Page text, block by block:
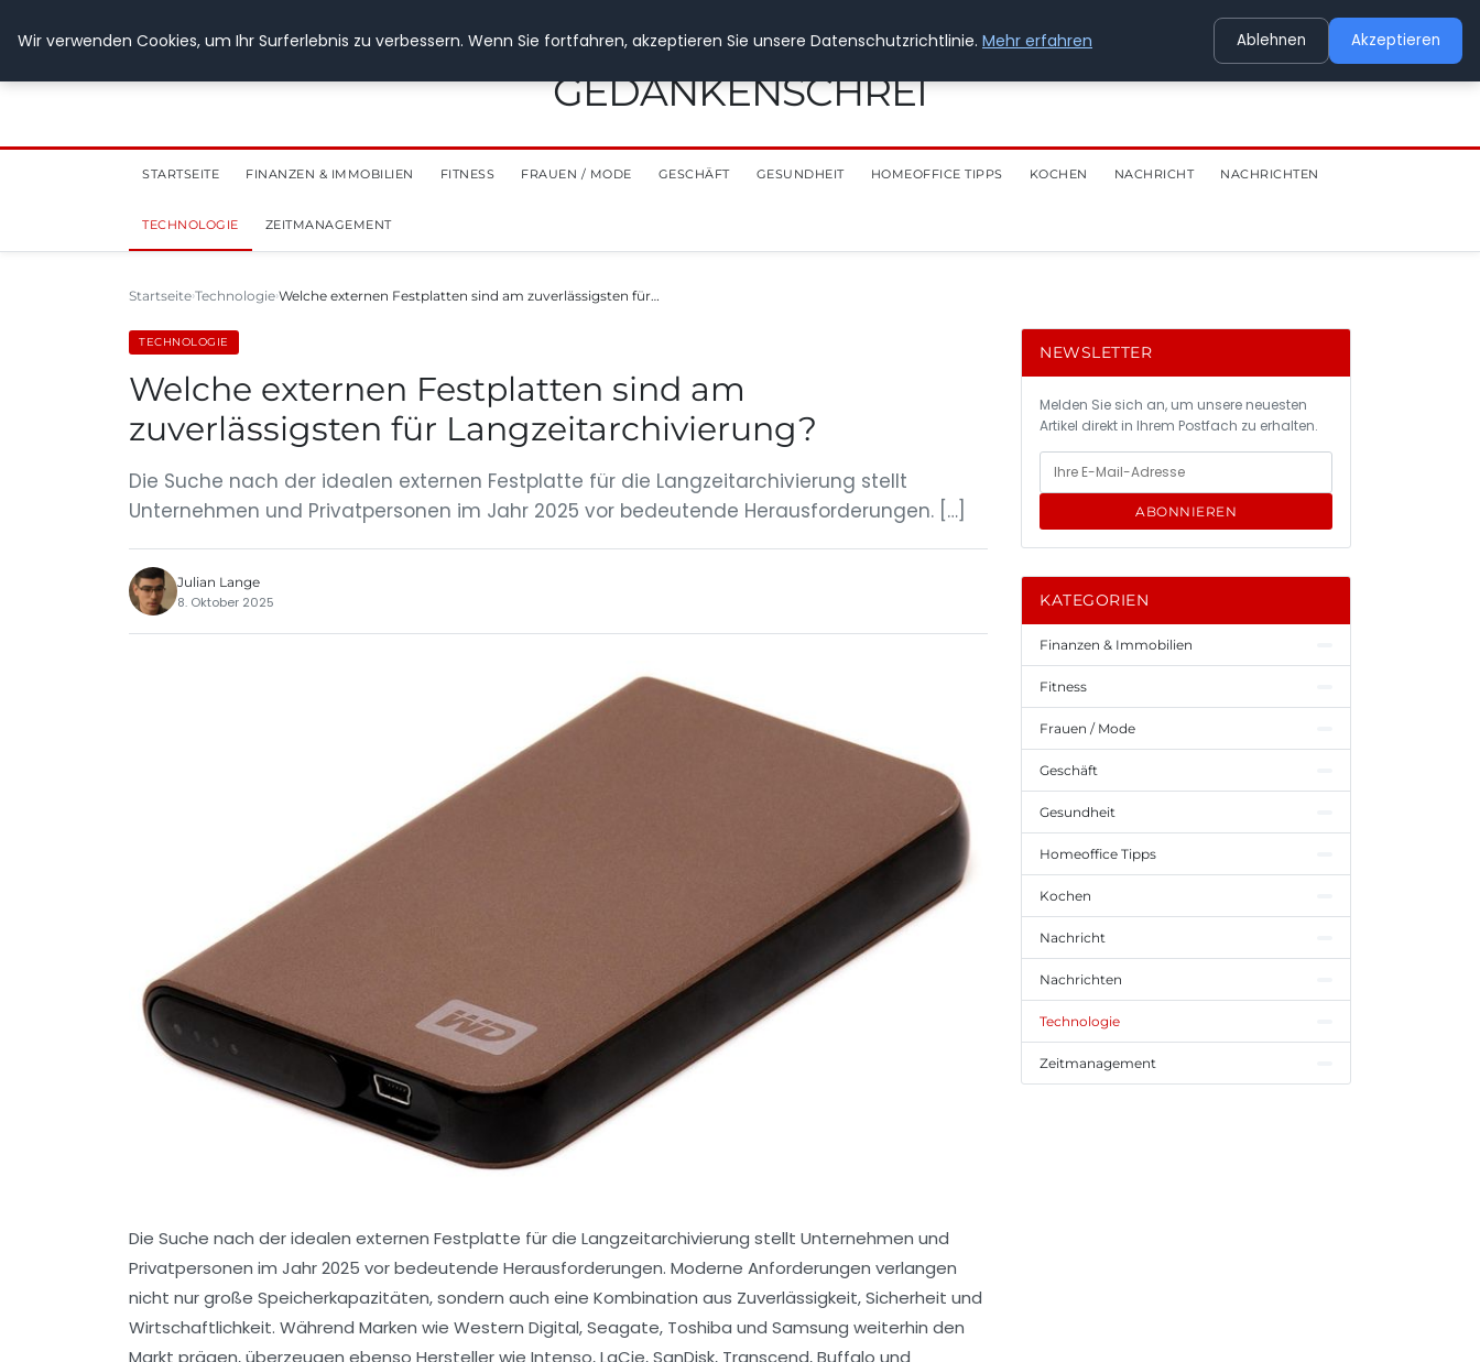
GEDANKENSCHREI
STARTSEITE FINANZEN & IMMOBILIEN FITNESS FRAUEN / MODE GESCHÄFT GESUNDHEIT HOMEOFFICE TIPPS KOCHEN NACHRICHT NACHRICHTEN
TECHNOLOGIE ZEITMANAGEMENT
Startseite Technologie Welche externen Festplatten sind am zuverlässigsten für…
TECHNOLOGIE
Welche externen Festplatten sind am
zuverlässigsten für Langzeitarchivierung?
Die Suche nach der idealen externen Festplatte für die Langzeitarchivierung stellt
Unternehmen und Privatpersonen im Jahr 2025 vor bedeutende Herausforderungen. […]
Julian Lange
8. Oktober 2025
Die Suche nach der idealen externen Festplatte für die Langzeitarchivierung stellt Unternehmen und
Privatpersonen im Jahr 2025 vor bedeutende Herausforderungen. Moderne Anforderungen verlangen
nicht nur große Speicherkapazitäten, sondern auch eine Kombination aus Zuverlässigkeit, Sicherheit und
Wirtschaftlichkeit. Während Marken wie Western Digital, Seagate, Toshiba und Samsung weiterhin den
Markt prägen, überzeugen ebenso Hersteller wie Intenso, LaCie, SanDisk, Transcend, Buffalo und
NEWSLETTER
Melden Sie sich an, um unsere neuesten
Artikel direkt in Ihrem Postfach zu erhalten.
ABONNIEREN
KATEGORIEN
Finanzen & Immobilien
Fitness
Frauen / Mode
Geschäft
Gesundheit
Homeoffice Tipps
Kochen
Nachricht
Nachrichten
Technologie
Zeitmanagement
Wir verwenden Cookies, um Ihr Surferlebnis zu verbessern. Wenn Sie fortfahren, akzeptieren Sie unsere Datenschutzrichtlinie. Mehr erfahren Ablehnen Akzeptieren